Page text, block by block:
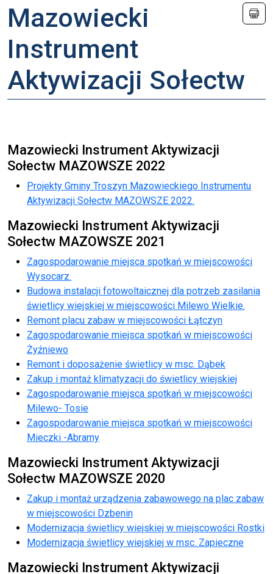
Mazowiecki
Instrument
Aktywizacji Sołectw
Mazowiecki Instrument Aktywizacji
Sołectw MAZOWSZE 2022
Projekty Gminy Troszyn Mazowieckiego Instrumentu
Aktywizacji Sołectw MAZOWSZE 2022.
Mazowiecki Instrument Aktywizacji
Sołectw MAZOWSZE 2021
Zagospodarowanie miejsca spotkań w miejscowości
Wysocarz.
Budowa instalacji fotowoltaicznej dla potrzeb zasilania
świetlicy wiejskiej w miejscowości Milewo Wielkie.
Remont placu zabaw w miejscowości Łątczyn
Zagospodarowanie miejsca spotkań w miejscowości
Żyźniewo
Remont i doposażenie świetlicy w msc. Dąbek
Zakup i montaż klimatyzacji do świetlicy wiejskiej
Zagospodarowanie miejsca spotkań w miejscowości
Milewo- Tosie
Zagospodarowanie miejsca spotkań w miejscowości
Mieczki -Abramy
Mazowiecki Instrument Aktywizacji
Sołectw MAZOWSZE 2020
Zakup i montaż urządzenia zabawowego na plac zabaw
w miejscowości Dzbenin
Modernizacja świetlicy wiejskiej w miejscowości Rostki
Modernizacja świetlicy wiejskiej w msc. Zapieczne
Mazowiecki Instrument Aktywizacji